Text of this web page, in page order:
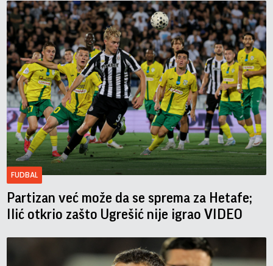
FUDBAL
Partizan već može da se sprema za Hetafe;
Ilić otkrio zašto Ugrešić nije igrao VIDEO